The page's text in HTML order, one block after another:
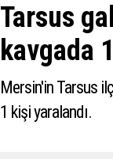
Tarsus
kavgada
Mersin'in Tarsus
1 kişi yaralandı.